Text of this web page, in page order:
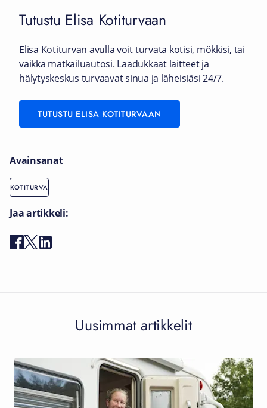
Tutustu Elisa Kotiturvaan
Elisa Kotiturvan avulla voit turvata kotisi, mökkisi, tai
vaikka matkailuautosi. Laadukkaat laitteet ja
hälytyskeskus turvaavat sinua ja läheisiäsi 24/7.
TUTUSTU ELISA KOTITURVAAN
Avainsanat
KOTITURVA
Jaa artikkeli:
Uusimmat artikkelit